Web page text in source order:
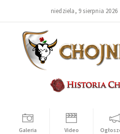
niedziela, 9 sierpnia
Galeria Video